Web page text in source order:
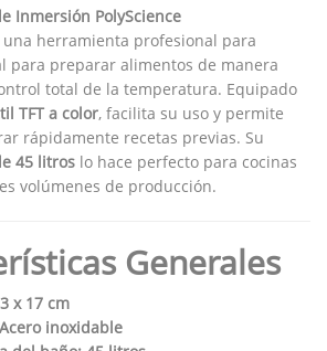
Inmersión PolyScience
una herramienta profesional para
para preparar alimentos de manera
total de la temperatura. Equipado
TFT a color, facilita su uso y permite
rápidamente recetas previas. Su
45 litros lo hace perfecto para cocinas
volúmenes de producción.
Generales
x 17 cm
Acero inoxidable